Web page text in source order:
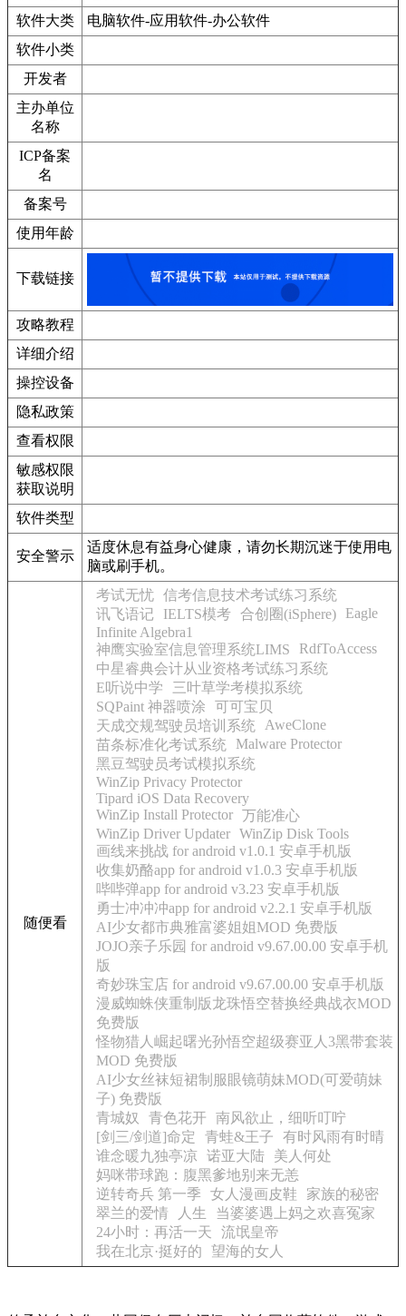
软件大类
电脑软件-应用软件-办公软件
软件小类
开发者
主办单位
名称
ICP备案
名
备案号
使用年龄
下载链接
攻略教程
详细介绍
操控设备
隐私政策
查看权限
敏感权限
获取说明
软件类型
安全警示
适度休息有益身心健康，请勿长期沉迷于使用电
脑或刷手机。
随便看
考试无忧 信考信息技术考试练习系统
讯飞语记
IELTS模考 合创圈(iSphere)
Eagle
Infinite Algebra1
神鹰实验室信息管理系统LIMS
RdfToAccess
中星睿典会计从业资格考试练习系统
E听说中学
三叶草学考模拟系统
SQPaint 神器喷涂
可可宝贝
天成交规驾驶员培训系统
AweClone
苗条标准化考试系统
Malware Protector
黑豆驾驶员考试模拟系统
WinZip Privacy Protector
Tipard iOS Data Recovery
WinZip Install Protector 万能准心
WinZip Driver Updater WinZip Disk Tools
画线来挑战 for android v1.0.1 安卓手机版
收集奶酪app for android v1.0.3 安卓手机版
哔哔弹app for android v3.23 安卓手机版
勇士冲冲冲app for android v2.2.1 安卓手机版
AI少女都市典雅富婆姐姐MOD 免费版
JOJO亲子乐园 for android v9.67.00.00 安卓手机
版
奇妙珠宝店 for android v9.67.00.00 安卓手机版
漫威蜘蛛侠重制版龙珠悟空替换经典战衣MOD
免费版
怪物猎人崛起曙光孙悟空超级赛亚人3黑带套装
MOD 免费版
AI少女丝袜短裙制服眼镜萌妹MOD(可爱萌妹
子) 免费版
青城奴
青色花开
南风欲止，细听叮咛
[剑三/剑道]命定
青蛙&王子
有时风雨有时晴
谁念暖九独亭凉 诺亚大陆
美人何处
妈咪带球跑：腹黑爹地别来无恙
逆转奇兵 第一季
女人漫画皮鞋
家族的秘密
翠兰的爱情
人生
当婆婆遇上妈之欢喜冤家
24小时：再活一天
流氓皇帝
我在北京·挺好的
望海的女人